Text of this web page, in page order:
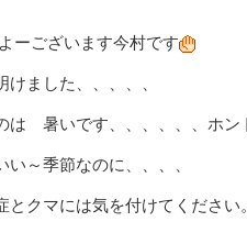
ーございます今村です
けました、、、、、
は 暑いです、、、、、、ホ
い～季節なのに、、、、
とクマには気を付けてください。